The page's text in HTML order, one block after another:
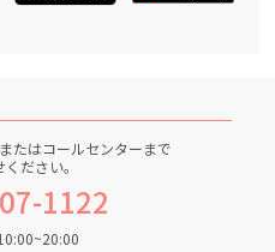
たはコールセンターまで
ださい。
1122